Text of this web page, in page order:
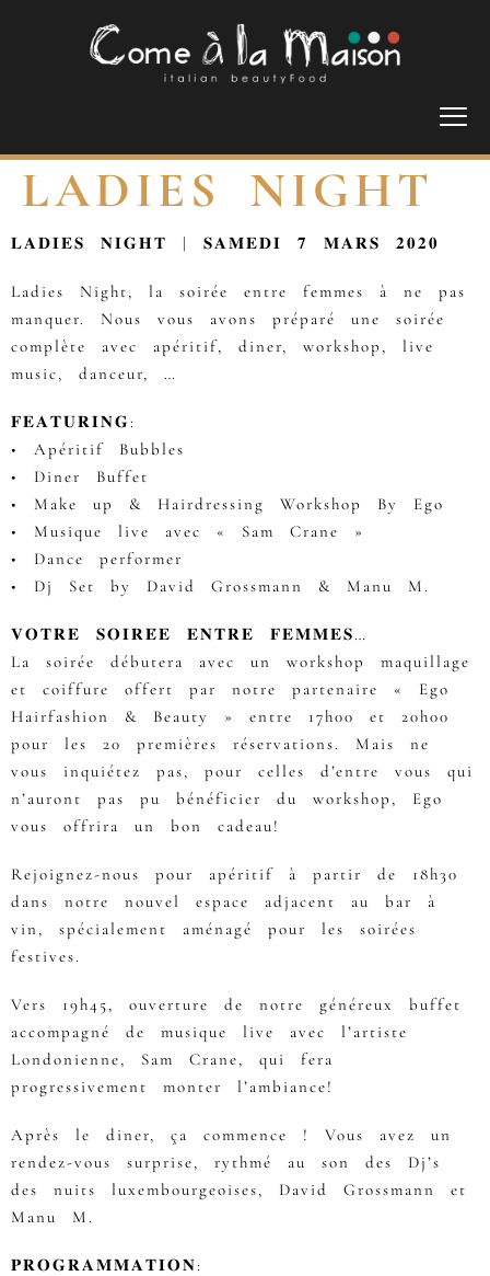
LADIES NIGHT
𝐋𝐀𝐃𝐈𝐄𝐒 𝐍𝐈𝐆𝐇𝐓 | 𝐒𝐀𝐌𝐄𝐃𝐈 𝟕 𝐌𝐀𝐑𝐒 𝟐𝟎𝟐𝟎
Ladies Night, la soirée entre femmes à ne pas
manquer. Nous vous avons préparé une soirée
complète avec apéritif, diner, workshop, live
music, danceur, …
𝐅𝐄𝐀𝐓𝐔𝐑𝐈𝐍𝐆:
• Apéritif Bubbles
• Diner Buffet
• Make up & Hairdressing Workshop By Ego
• Musique live avec « Sam Crane »
• Dance performer
• Dj Set by David Grossmann & Manu M.
𝐕𝐎𝐓𝐑𝐄 𝐒𝐎𝐈𝐑𝐄́𝐄 𝐄𝐍𝐓𝐑𝐄 𝐅𝐄𝐌𝐌𝐄𝐒…
La soirée débutera avec un workshop maquillage
et coiffure offert par notre partenaire « Ego
Hairfashion & Beauty » entre 17h00 et 20h00
pour les 20 premières réservations. Mais ne
vous inquiétez pas, pour celles d’entre vous qui
n’auront pas pu bénéficier du workshop, Ego
vous offrira un bon cadeau!
Rejoignez-nous pour apéritif à partir de 18h30
dans notre nouvel espace adjacent au bar à
vin, spécialement aménagé pour les soirées
festives.
Vers 19h45, ouverture de notre généreux buffet
accompagné de musique live avec l’artiste
Londonienne, Sam Crane, qui fera
progressivement monter l’ambiance!
Après le diner, ça commence ! Vous avez un
rendez-vous surprise, rythmé au son des Dj’s
des nuits luxembourgeoises, David Grossmann et
Manu M.
𝐏𝐑𝐎𝐆𝐑𝐀𝐌𝐌𝐀𝐓𝐈𝐎𝐍: